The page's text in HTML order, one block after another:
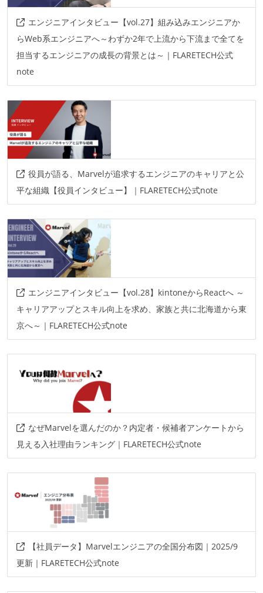
エンジニアインタビュー【vol.27】組み込みエンジニアか
らWeb系エンジニアへ～わずか2年で上流から下流まで全てを
担当するエンジニアの成長の背景とは～｜FLARETECH公式
note
役員が語る、Marvelが追求するエンジニアのキャリアと公
平な組織【役員インタビュー】｜FLARETECH公式note
エンジニアインタビュー【vol.28】kintoneからReactへ ～
キャリアアップとスキル向上を求め、家族と共に北海道から東
京へ～｜FLARETECH公式note
なぜMarvelを選んだのか？内定者・候補者アンケートから
見える入社理由ランキング｜FLARETECH公式note
【社員データ】Marvelエンジニアの全国分布図｜2025/9
更新｜FLARETECH公式note